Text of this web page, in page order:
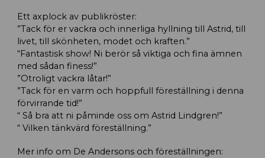
Ett axplock av publikröster:
”Tack för er vackra och innerliga hyllning till Astrid, till
livet, till skönheten, modet och kraften.”
“Fantastisk show! Ni berör så viktiga och fina ämnen
med sådan finess!”
”Otroligt vackra låtar!”
”Tack för en varm och hoppfull föreställning i denna
förvirrande tid!”
“ Så bra att ni påminde oss om Astrid Lindgren!”
“ Vilken tänkvärd föreställning.”
Mer info om De Andersons och föreställningen: